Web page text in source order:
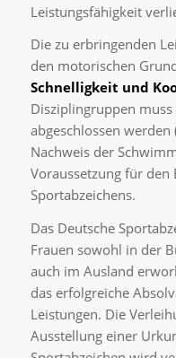
Leistungsfähigkeit
Die zu erbringenden
den motorischen
Schnelligkeit und
Disziplingruppen
abgeschlossen
Nachweis der
Voraussetzung für den
Sportabzeichens.
Das Deutsche
Frauen sowohl in der
auch im Ausland
das erfolgreiche
Leistungen. Die
Ausstellung einer